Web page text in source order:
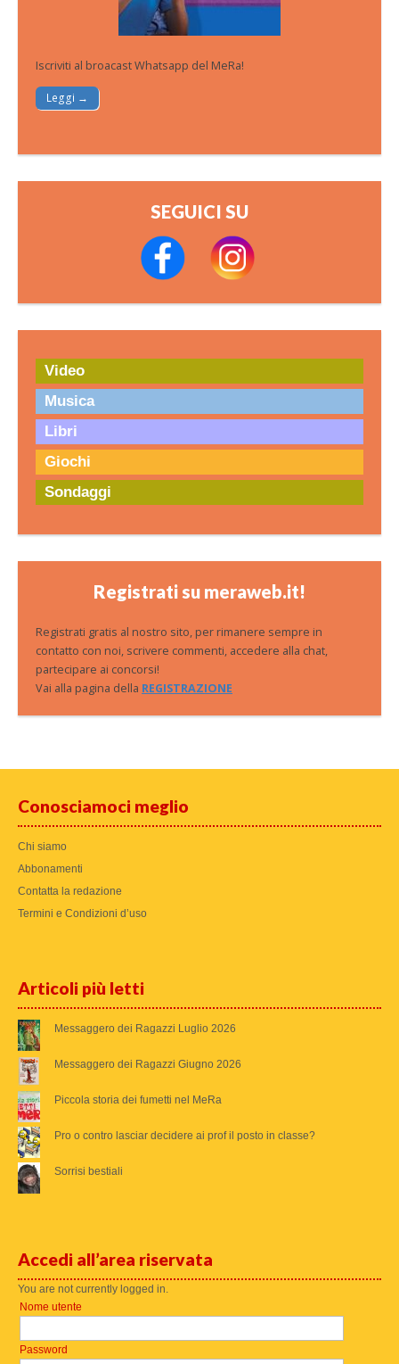
Iscriviti al broacast Whatsapp del MeRa!
Leggi →
SEGUICI SU
Video
Musica
Libri
Giochi
Sondaggi
Registrati su meraweb.it!
Registrati gratis al nostro sito, per rimanere sempre in
contatto con noi, scrivere commenti, accedere alla chat,
partecipare ai concorsi!
Vai alla pagina della REGISTRAZIONE
Conosciamoci meglio
Chi siamo
Abbonamenti
Contatta la redazione
Termini e Condizioni d’uso
Articoli più letti
Messaggero dei Ragazzi Luglio 2026
Messaggero dei Ragazzi Giugno 2026
Piccola storia dei fumetti nel MeRa
Pro o contro lasciar decidere ai prof il posto in classe?
Sorrisi bestiali
Accedi all’area riservata
You are not currently logged in.
Nome utente
Password